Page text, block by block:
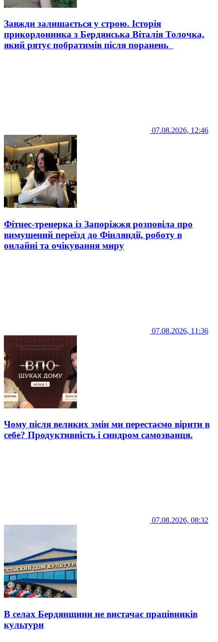
Завжди залишається у строю. Історія
прикордонника з Бердянська Віталія Толочка,
який рятує побратимів після поранень
07.08.2026, 12:46
Фітнес-тренерка із Запоріжжя розповіла про
вимушений переїзд до Фінляндії, роботу в
онлайні та очікування миру
07.08.2026, 11:36
Чому після великих змін ми перестаємо вірити в
себе? Продуктивність і синдром самозванця.
07.08.2026, 08:32
В селах Бердянщини не вистачає працівників
культури